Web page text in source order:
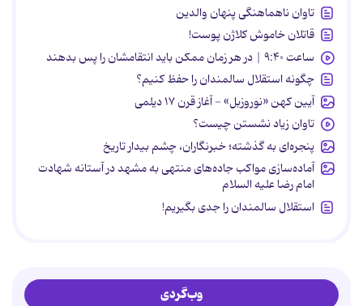
تاوان ناهماهنگی پنهان والدین
قاتلان خاموش کلاژن پوست!
ساعت ۹:۴۰ | در هر زمان ممکن باید انتقامشان را پس بدهند
چگونه استقلال سالمندان را حفظ کنیم؟
آیین کهن «نوروزبل» - آغاز قرن ۱۷ دیلمی
تاوان زیاد نشستن چیست؟
پنجره‌ای به گذشته؛ خبرنگاران، چشم بیدار تاریخ
آماده‌سازی مواکب جاده‌های منتهی به مشهد در آستانه شهادت
امام رضا علیه السلام
استقلال سالمندان را جدی بگیریم!
وب‌گردی